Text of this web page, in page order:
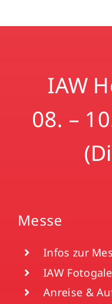
IAW
08. –
Messe
Infos zur
IAW
Anreise &